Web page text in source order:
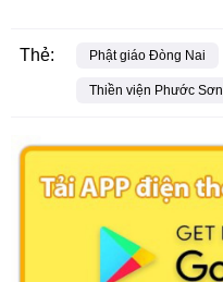
Thẻ: Phật giáo Đòng Nai
Thiền viện Phước Sơn